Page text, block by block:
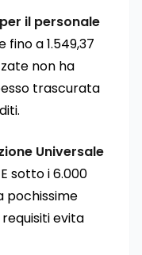
il personale
fino a 1.549,37
non ha
trascurata
Universale
sotto i 6.000
pochissime
evita